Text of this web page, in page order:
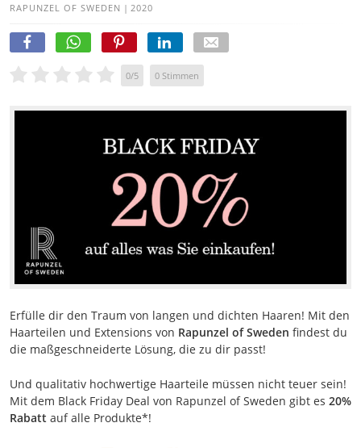
RAPUNZEL OF SWEDEN | 2020
0/5 0 Stimmen
Erfülle dir den Traum von langen und dichten Haaren! Mit den
Haarteilen und Extensions von Rapunzel of Sweden findest du
die maßgeschneiderte Lösung, die zu dir passt!
Und qualitativ hochwertige Haarteile müssen nicht teuer sein!
Mit dem Black Friday Deal von Rapunzel of Sweden gibt es 20%
Rabatt auf alle Produkte*!